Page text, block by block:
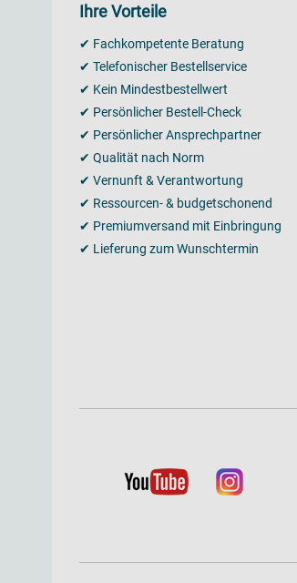
Ihre Vorteile
✔ Fachkompetente Beratung
✔ Telefonischer Bestellservice
✔ Kein Mindestbestellwert
✔ Persönlicher Bestell-Check
✔ Persönlicher Ansprechpartner
✔ Qualität nach Norm
✔ Vernunft & Verantwortung
✔ Ressourcen- & budgetschonend
✔ Premiumversand mit Einbringung
✔ Lieferung zum Wunschtermin